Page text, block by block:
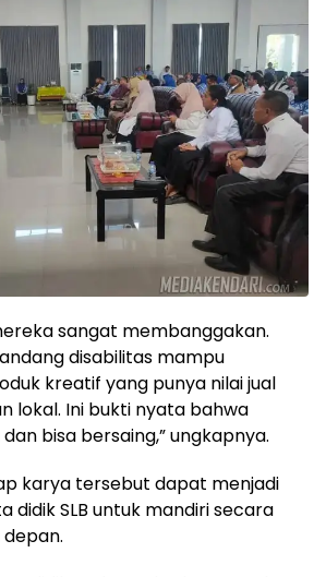
sangat membanggakan.
disabilitas mampu
kreatif yang punya nilai jual
lokal. Ini bukti nyata bahwa
bisa bersaing,” ungkapnya.
karya tersebut dapat menjadi
didik SLB untuk mandiri secara